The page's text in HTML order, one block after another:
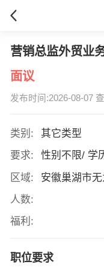
营销总监外贸业
面议
发布时间:2026-08-07
类别:
其它类型
要求:
性别不限/ 学
区域:
安徽巢湖市
人数:
福利:
职位要求